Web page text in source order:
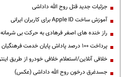
جزئیات جدید قتل روح الله داداشی
آموزش ساخت Apple ID برای کاربران ایرانی
راز خنده های اصغر فرهادی به حرکت بی
پرداخت ۱۰۰ درصد پاداش پایان خدمت فرهنگیان
خلافی آنلاین/استعلام خلافی خودرو از طریق
جسدغرق درخون روح الله داداشی (عکس)